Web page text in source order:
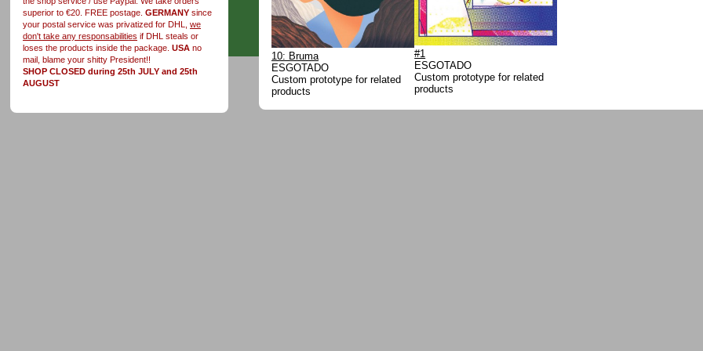
superior to €20. FREE postage. GERMANY since
your postal service was privatized for DHL, we
don't take any responsabilities if DHL steals or
loses the products inside the package. USA no
mail, blame your shitty President!!
SHOP CLOSED during 25th JULY and 25th
AUGUST
10: Bruma
ESGOTADO
Custom prototype for related
products
#1
ESGOTADO
Custom prototype for related
products